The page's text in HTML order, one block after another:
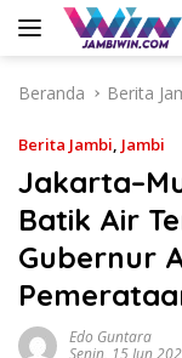
Langsung
Beranda
Berita
Berita Jambi, Jambi
Batik Air
Gubernur
Edo Guntara
Senin, 15 Jun